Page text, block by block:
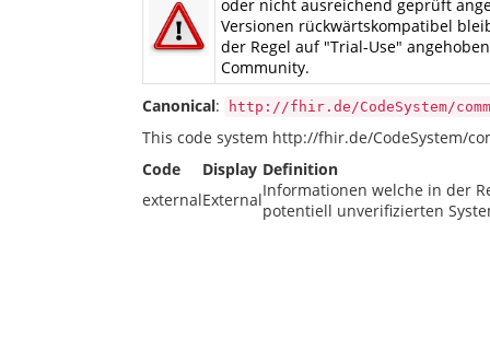
oder nicht ausreichend geprüft
Versionen rückwärtskompatibel
der Regel auf "Trial-Use"
Community.
Canonical: http://fhir.de/CodeSystem/
This code system http://fhir.de/CodeSystem/
Code
Display Definition
externalExternalInformationen welche in der
potentiell unverifizierten